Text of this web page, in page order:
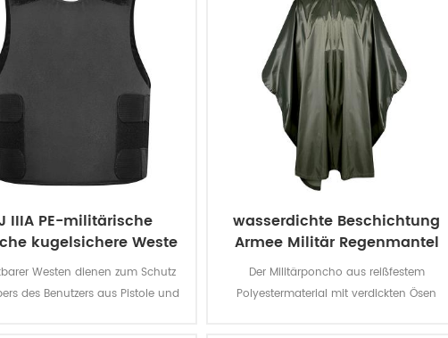
IIIA PE-militärische
kugelsichere Weste
zu verbergen
Westen dienen zum Schutz
des Benutzers aus Pistole und
wasserdichte Beschichtung
Armee Militär Regenmantel
Poncho
Der Militärponcho aus reißfestem
Polyestermaterial mit verdickten Ösen